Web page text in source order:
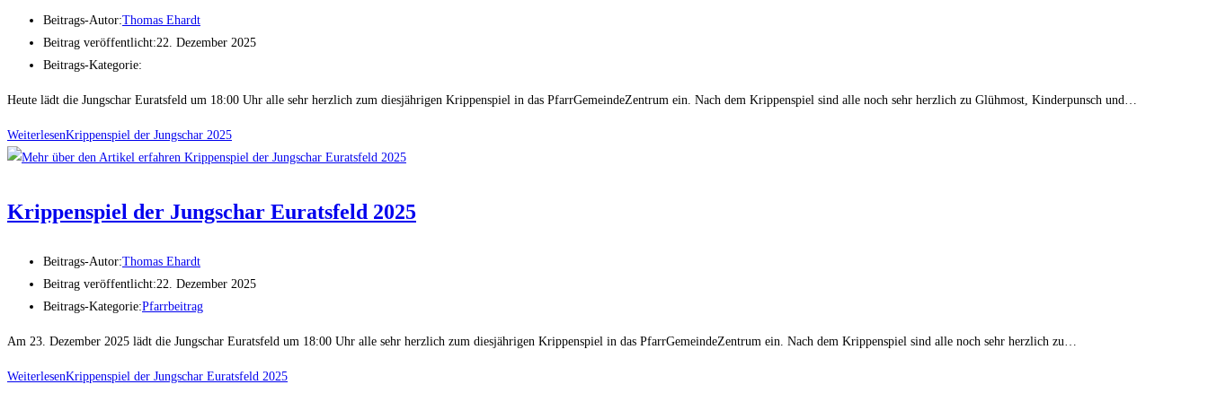
Beitrags-Autor:Thomas Ehardt
Beitrag veröffentlicht:22. Dezember 2025
Beitrags-Kategorie:
Heute lädt die Jungschar Euratsfeld um 18:00 Uhr alle sehr herzlich zum diesjährigen Krippenspiel in das PfarrGemeindeZentrum ein. Nach dem Krippenspiel sind alle noch sehr herzlich zu Glühmost, Kinderpunsch und…
WeiterlesenKrippenspiel der Jungschar 2025
Krippenspiel der Jungschar Euratsfeld 2025
Beitrags-Autor:Thomas Ehardt
Beitrag veröffentlicht:22. Dezember 2025
Beitrags-Kategorie:Pfarrbeitrag
Am 23. Dezember 2025 lädt die Jungschar Euratsfeld um 18:00 Uhr alle sehr herzlich zum diesjährigen Krippenspiel in das PfarrGemeindeZentrum ein. Nach dem Krippenspiel sind alle noch sehr herzlich zu…
WeiterlesenKrippenspiel der Jungschar Euratsfeld 2025